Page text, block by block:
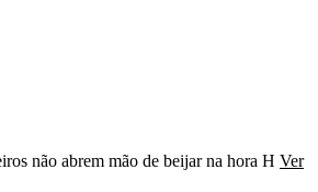
não abrem mão de beijar na hora H Ver